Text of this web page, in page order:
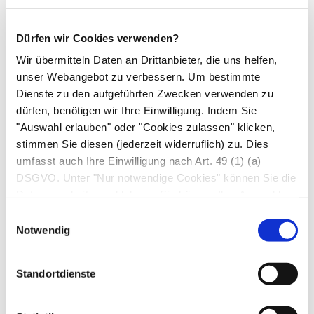
Dürfen wir Cookies verwenden?
Wir übermitteln Daten an Drittanbieter, die uns helfen,
unser Webangebot zu verbessern. Um bestimmte
Dienste zu den aufgeführten Zwecken verwenden zu
dürfen, benötigen wir Ihre Einwilligung. Indem Sie
"Auswahl erlauben" oder "Cookies zulassen" klicken,
stimmen Sie diesen (jederzeit widerruflich) zu. Dies
umfasst auch Ihre Einwilligung nach Art. 49 (1) (a)
DSGVO. Unter "Nur notwendige Cookies" können Sie die
Notwendig
Standortdienste
Verläufen muss manchmal auch
gegeben werden. In seltenen Fällen entwickelt
sich einechronische Arthritis , d. h. die
Beschwerden halten über Monate an. Dann
verordnen die Ärzt*innen antirheumatische
Wirkstoffe wie Sulfasalazin oder Methotrexat.
Antibiotika.
Wurde der auslösende Erreger
gegen die
zugrundeliegende Darm- oder